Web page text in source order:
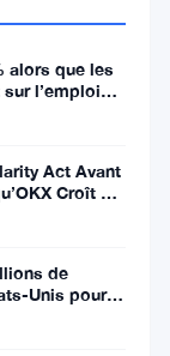
alors que les
l’emploi
Act Avant
Croît en
de
Unis pour